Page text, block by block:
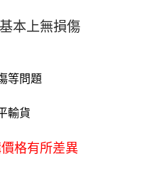
本上無損傷
等問題
輸貨
格有所差異